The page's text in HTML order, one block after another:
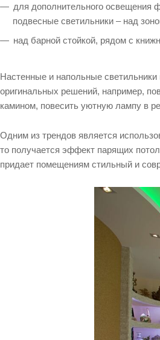
для дополнительного освещения
подвесные светильники – над
над барной стойкой, рядом с
Настенные и напольные
оригинальных решений, например,
камином, повесить уютную лампу в
Одним из трендов является
то получается эффект парящих
придает помещениям стильный и